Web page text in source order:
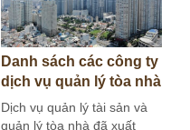
Danh sách các công ty
dịch vụ quản lý tòa nhà
tại Hà Nội
Dịch vụ quản lý tài sản và
quản lý tòa nhà đã xuất